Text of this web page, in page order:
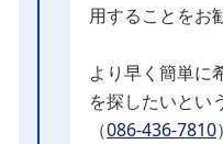
用することをお
より早く簡単に
を探したいとい
（086-436-7810